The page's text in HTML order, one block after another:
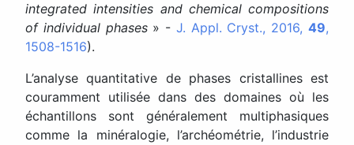
integrated intensities and chemical compositions
of individual phases» - J. Appl. Cryst., 2016,49,
1508-1516).
L’analyse quantitative de phases cristallines est
couramment utilisée dans des domaines où les
échantillons sont généralement multiphasiques
comme la minéralogie, l’archéométrie, l’industrie